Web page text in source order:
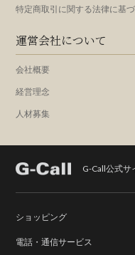
特定商取引に関する法律に基
運営会社について
会社概要
経営理念
人材募集
G-Call公式サ
ショッピング
電話・通信サービス